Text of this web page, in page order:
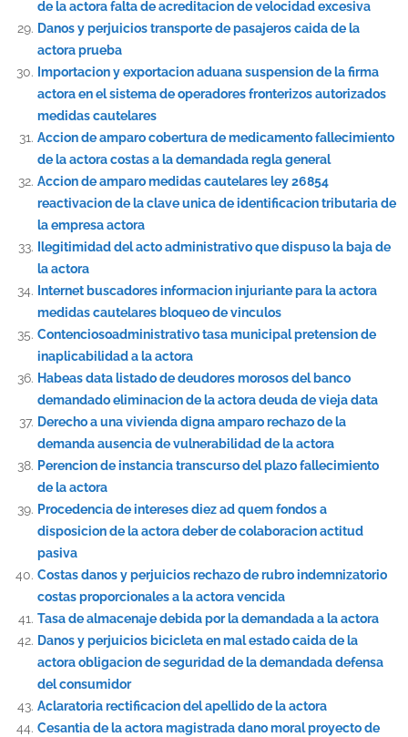
de la actora falta de acreditacion de velocidad excesiva
Danos y perjuicios transporte de pasajeros caida de la
actora prueba
Importacion y exportacion aduana suspension de la firma
actora en el sistema de operadores fronterizos autorizados
medidas cautelares
Accion de amparo cobertura de medicamento fallecimiento
de la actora costas a la demandada regla general
Accion de amparo medidas cautelares ley 26854
reactivacion de la clave unica de identificacion tributaria de
la empresa actora
Ilegitimidad del acto administrativo que dispuso la baja de
la actora
Internet buscadores informacion injuriante para la actora
medidas cautelares bloqueo de vinculos
Contenciosoadministrativo tasa municipal pretension de
inaplicabilidad a la actora
Habeas data listado de deudores morosos del banco
demandado eliminacion de la actora deuda de vieja data
Derecho a una vivienda digna amparo rechazo de la
demanda ausencia de vulnerabilidad de la actora
Perencion de instancia transcurso del plazo fallecimiento
de la actora
Procedencia de intereses diez ad quem fondos a
disposicion de la actora deber de colaboracion actitud
pasiva
Costas danos y perjuicios rechazo de rubro indemnizatorio
costas proporcionales a la actora vencida
Tasa de almacenaje debida por la demandada a la actora
Danos y perjuicios bicicleta en mal estado caida de la
actora obligacion de seguridad de la demandada defensa
del consumidor
Aclaratoria rectificacion del apellido de la actora
Cesantia de la actora magistrada dano moral proyecto de